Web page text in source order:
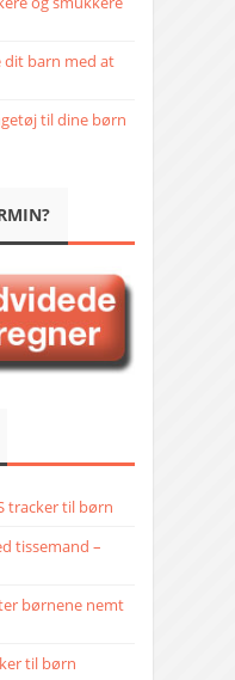
barn med at
til dine børn
tracker til børn
tissemand –
børnene nemt
til børn